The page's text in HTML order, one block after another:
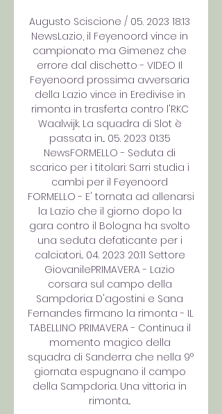
Augusto Sciscione / 05. 2023 18:13
NewsLazio, il Feyenoord vince in
campionato ma Gimenez che
errore dal dischetto - VIDEO Il
Feyenoord prossima avversaria
della Lazio vince in Eredivise in
rimonta in trasferta contro l'RKC
Waalwijk. La squadra di Slot è
passata in... 05. 2023 01:35
NewsFORMELLO - Seduta di
scarico per i titolari: Sarri studia i
cambi per il Feyenoord
FORMELLO - E' tornata ad allenarsi
la Lazio che il giorno dopo la
gara contro il Bologna ha svolto
una seduta defaticante per i
calciatori... 04. 2023 20:11 Settore
GiovanilePRIMAVERA - Lazio
corsara sul campo della
Sampdoria: D'agostini e Sana
Fernandes firmano la rimonta - IL
TABELLINO PRIMAVERA - Continua il
momento magico della
squadra di Sanderra che nella 9°
giornata espugnano il campo
della Sampdoria. Una vittoria in
rimonta...